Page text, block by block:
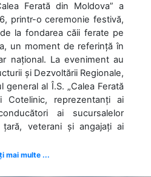
Ferată din Moldova” a
printr-o ceremonie festivă,
la fondarea căii ferate pe
un moment de referință în
național. La eveniment au
și Dezvoltării Regionale,
general al Î.S. „Calea Ferată
Cotelinic, reprezentanți ai
ai sucursalelor
veterani și angajați ai
mai multe ...